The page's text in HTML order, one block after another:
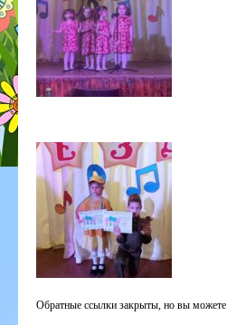
Обратные ссылки закрыты, но вы можете